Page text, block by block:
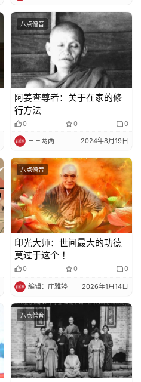
八点僧音
阿姜查尊者：关于在家的修
行方法
0 0 0
三三两两 2024年8月19日
八点僧音
印光大师：世间最大的功德
莫过于这个 ！
0 0 0
编辑：庄雅婷 2026年1月14日
八点僧音